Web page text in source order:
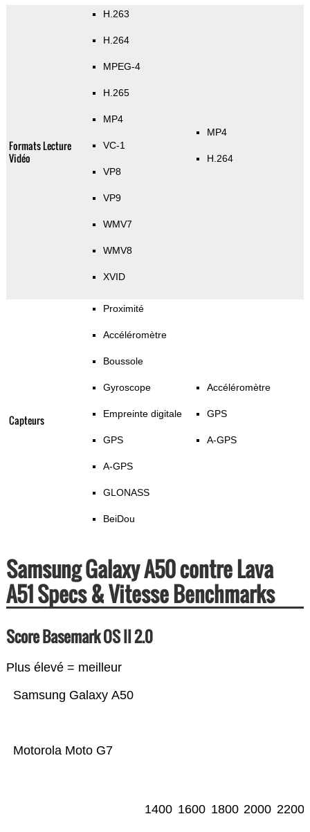
Formats Lecture
Vidéo
H.263
H.264
MPEG-4
H.265
MP4
VC-1
VP8
VP9
WMV7
WMV8
XVID
MP4
H.264
Capteurs
Proximité
Accéléromètre
Boussole
Gyroscope
Empreinte digitale
GPS
A-GPS
GLONASS
BeiDou
Accéléromètre
GPS
A-GPS
Samsung Galaxy A50 contre Lava
A51 Specs & Vitesse Benchmarks
Score Basemark OS II 2.0
Plus élevé = meilleur
Motorola Moto G7
Samsung Galaxy A50
1400 1600 1800 2000 2200